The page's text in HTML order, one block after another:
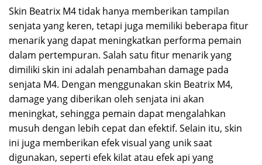
Skin Beatrix M4 tidak hanya memberikan tampilan
senjata yang keren, tetapi juga memiliki beberapa fitur
menarik yang dapat meningkatkan performa pemain
dalam pertempuran. Salah satu fitur menarik yang
dimiliki skin ini adalah penambahan damage pada
senjata M4. Dengan menggunakan skin Beatrix M4,
damage yang diberikan oleh senjata ini akan
meningkat, sehingga pemain dapat mengalahkan
musuh dengan lebih cepat dan efektif. Selain itu, skin
ini juga memberikan efek visual yang unik saat
digunakan, seperti efek kilat atau efek api yang